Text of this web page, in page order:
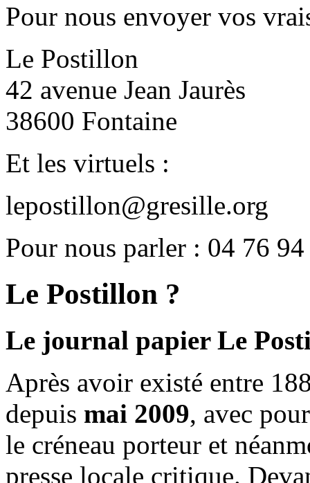
Pour nous envoyer vos
Le Postillon
42 avenue Jean Jaurès
38600 Fontaine
Et les virtuels :
lepostillon@gresille.org
Pour nous parler : 04 76
Le Postillon ?
Le journal papier Le
Après avoir existé entre
depuis mai 2009, avec
le créneau porteur et
presse locale critique.